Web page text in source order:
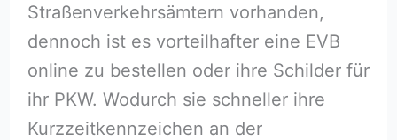
Straßenverkehrsämtern vorhanden,
dennoch ist es vorteilhafter eine EVB
online zu bestellen oder ihre Schilder für
ihr PKW. Wodurch sie schneller ihre
Kurzzeitkennzeichen an der